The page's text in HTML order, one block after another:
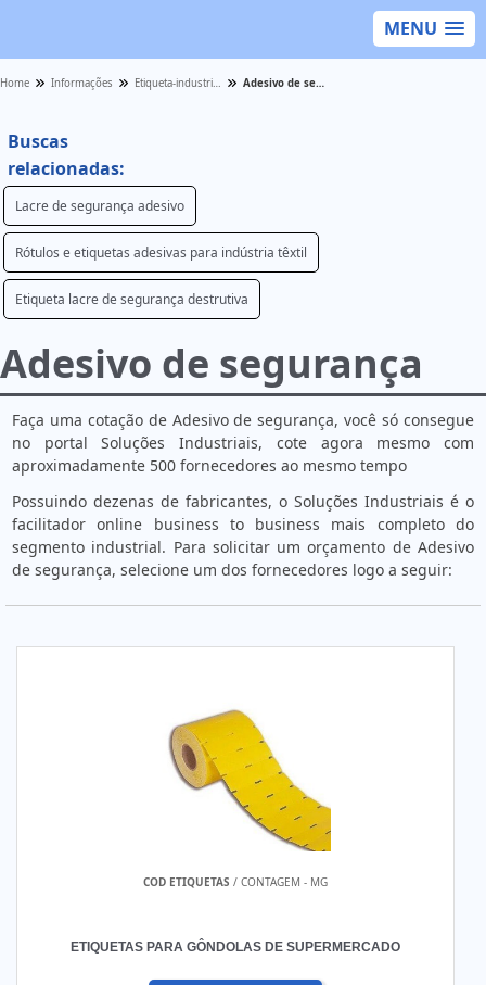
MENU
Home Informações Etiqueta-industrial - Categoria Adesivo de segurança
Buscas
relacionadas:
Lacre de segurança adesivo
Rótulos e etiquetas adesivas para indústria têxtil
Etiqueta lacre de segurança destrutiva
Adesivo de segurança
Faça uma cotação de Adesivo de segurança, você só consegue
no portal Soluções Industriais, cote agora mesmo com
aproximadamente 500 fornecedores ao mesmo tempo
Possuindo dezenas de fabricantes, o Soluções Industriais é o
facilitador online business to business mais completo do
segmento industrial. Para solicitar um orçamento de Adesivo
de segurança, selecione um dos fornecedores logo a seguir:
COD ETIQUETAS / CONTAGEM - MG
ETIQUETAS PARA GÔNDOLAS DE SUPERMERCADO